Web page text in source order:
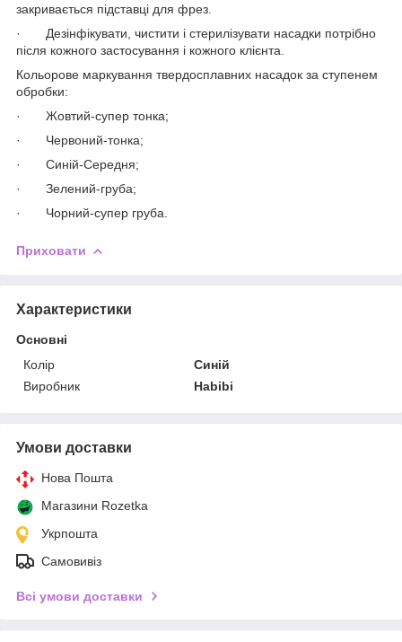
закривається підставці для фрез.
· Дезінфікувати, чистити і стерилізувати насадки потрібно
після кожного застосування і кожного клієнта.
Кольорове маркування твердосплавних насадок за ступенем
обробки:
· Жовтий-супер тонка;
· Червоний-тонка;
· Синій-Середня;
· Зелений-груба;
· Чорний-супер груба.
Приховати
Характеристики
Основні
Колір
Синій
Виробник
Habibi
Умови доставки
Нова Пошта
Магазини Rozetka
Укрпошта
Самовивіз
Всі умови доставки